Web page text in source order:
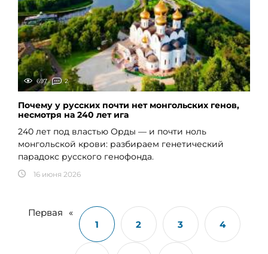
697 2
Почему у русских почти нет монгольских генов,
несмотря на 240 лет ига
240 лет под властью Орды — и почти ноль
монгольской крови: разбираем генетический
парадокс русского генофонда.
16 июня 2026
Первая
«
1
2 3 4